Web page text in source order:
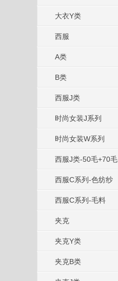
大衣Y类
西服
A类
B类
西服J类
时尚女装J系列
时尚女装W系列
西服J类-50毛+70毛
西服C系列-色纺纱
西服C系列-毛料
夹克
夹克Y类
夹克B类